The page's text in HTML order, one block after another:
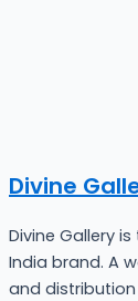
Divine
Divine Gallery
India brand. A
and